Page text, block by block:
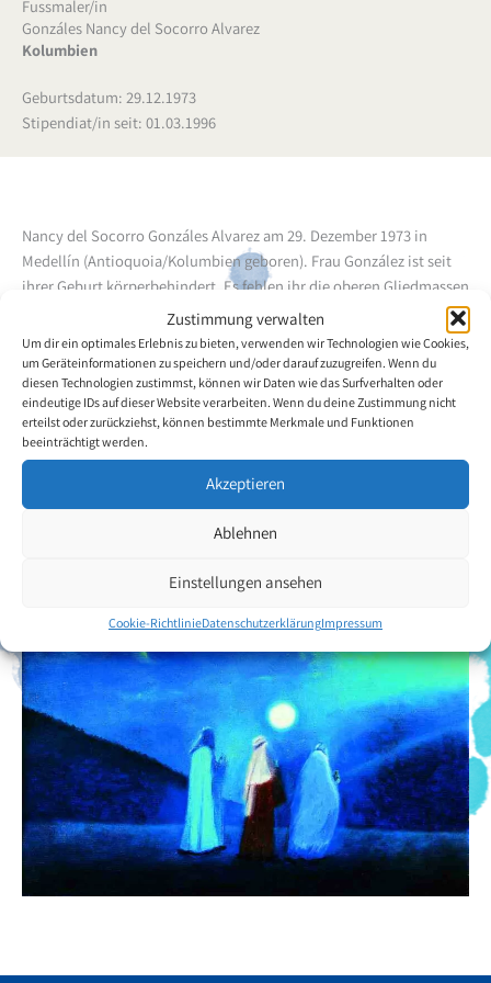
Zustimmung verwalten
Um dir ein optimales Erlebnis zu bieten, verwenden wir Technologien wie Cookies,
um Geräteinformationen zu speichern und/oder darauf zuzugreifen. Wenn du
diesen Technologien zustimmst, können wir Daten wie das Surfverhalten oder
eindeutige IDs auf dieser Website verarbeiten. Wenn du deine Zustimmung nicht
erteilst oder zurückziehst, können bestimmte Merkmale und Funktionen
beeinträchtigt werden.
Akzeptieren
Ablehnen
Einstellungen ansehen
Cookie-RichtlinieDatenschutzerklärungImpressum
Fussmaler/in
Gonzáles Nancy del Socorro Alvarez
Kolumbien
Geburtsdatum: 29.12.1973
Stipendiat/in seit: 01.03.1996
Nancy del Socorro Gonzáles Alvarez am 29. Dezember 1973 in
Medellín (Antioquoia/Kolumbien geboren). Frau González ist seit
ihrer Geburt körperbehindert. Es fehlen ihr die oberen Gliedmassen
und sie hat nur den linken Fuss, mit dem es ihr gelungen ist, ihre
Ausbildung, ihre künstlerischen und sonstigen Tätigkeiten zu
bewältigen. Sie besuchte die Primarschule, die Sekundarschule
und genoss eine Sekretärinnenausbildung. Seit 1993 nimmt sie
Malunterricht bei Ernesto Lopera. Die Künstlerin zeigte ihre
Arbeiten im Rahmen der "Gemeinschaftsausstellung der Freunde
Behinderter" im botanischen Garten von Medellín (1993).